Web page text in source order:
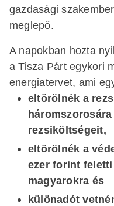
gazdasági
meglepő.
A napokban hozta
a Tisza Párt egykori
energiatervet, ami
eltörölnék a
rezsiköltségeit,
eltörölnék a
ezer forint
magyarokra és
különadót